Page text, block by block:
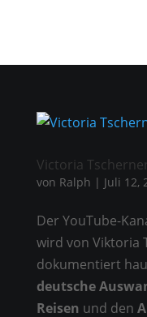
Victoria
von Ralph | Juli 12,
Der YouTube-
wird von Viktoria
dokumentiert
deutsche
Reisen und den